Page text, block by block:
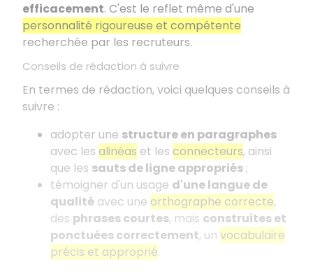
efficacement. C'est le reflet même d'une
personnalité rigoureuse et compétente
recherchée par les recruteurs.
Conseils de rédaction à suivre
En termes de rédaction, voici quelques conseils à
suivre :
adopter une structure en paragraphes
avec les alinéas et les connecteurs, ainsi
que les sauts de ligne appropriés;
témoigner d'un usage d'une langue de
qualité avec une orthographe correcte,
des phrases courtes, mais construites et
ponctuées correctement, un vocabulaire
précis et approprié.